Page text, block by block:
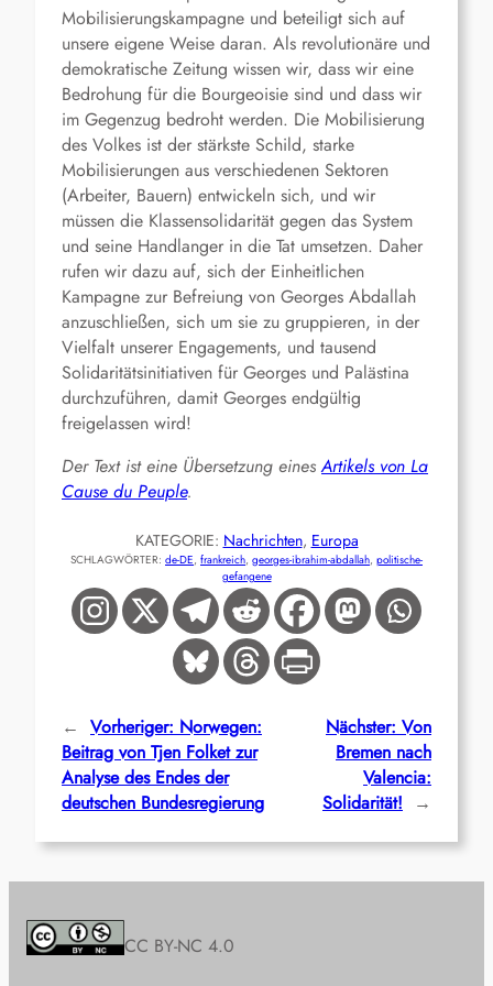
Mobilisierungskampagne und beteiligt sich auf
unsere eigene Weise daran. Als revolutionäre und
demokratische Zeitung wissen wir, dass wir eine
Bedrohung für die Bourgeoisie sind und dass wir
im Gegenzug bedroht werden. Die Mobilisierung
des Volkes ist der stärkste Schild, starke
Mobilisierungen aus verschiedenen Sektoren
(Arbeiter, Bauern) entwickeln sich, und wir
müssen die Klassensolidarität gegen das System
und seine Handlanger in die Tat umsetzen. Daher
rufen wir dazu auf, sich der Einheitlichen
Kampagne zur Befreiung von Georges Abdallah
anzuschließen, sich um sie zu gruppieren, in der
Vielfalt unserer Engagements, und tausend
Solidaritätsinitiativen für Georges und Palästina
durchzuführen, damit Georges endgültig
freigelassen wird!
Der Text ist eine Übersetzung einesArtikels von La
Cause du Peuple.
KATEGORIE: Nachrichten, Europa
SCHLAGWÖRTER: de-DE, frankreich, georges-ibrahim-abdallah, politische-
gefangene
← Vorheriger: Norwegen:
Beitrag von Tjen Folket zur
Analyse des Endes der
deutschen Bundesregierung
Nächster: Von
Bremen nach
Valencia:
Solidarität!
→
CC BY-NC 4.0